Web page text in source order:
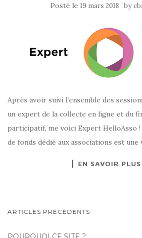
Posté le 19 mars 2018 by
Après avoir suivi l’ensemble des
un expert de la collecte en ligne et du
participatif, me voici Expert HelloAsso
de fonds dédié aux associations est
EN SAVOIR PLUS
NAVIGATION
ARTICLES PRÉCÉDENTS